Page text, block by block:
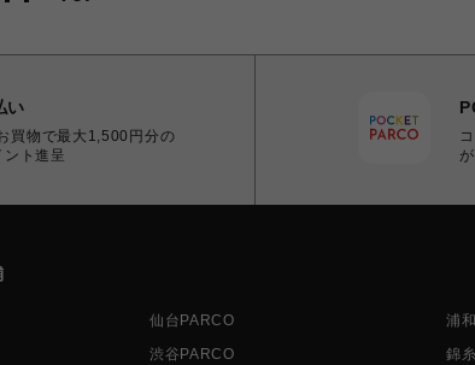
い
買物で最大1,500円分の
ント進呈
仙台PARCO
浦
渋谷PARCO
錦